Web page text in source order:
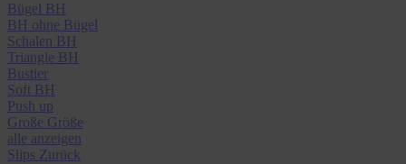
Bügel BH
BH ohne Bügel
Schalen BH
Triangle BH
Bustier
Soft BH
Push up
Große Größe
alle anzeigen
Slips Zurück